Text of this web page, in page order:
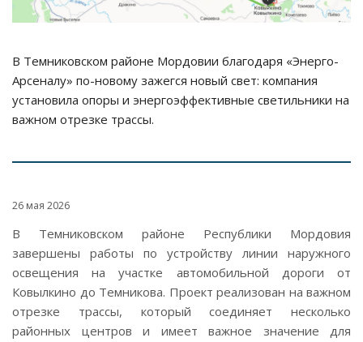
В Темниковском районе Мордовии благодаря «Энерго-
Арсеналу» по-новому зажегся новый свет: компания
установила опоры и энергоэффективные светильники на
важном отрезке трассы.
26 мая 2026
В Темниковском районе Республики Мордовия
завершены работы по устройству линии наружного
освещения на участке автомобильной дороги от
Ковылкино до Темникова. Проект реализован на важном
отрезке трассы, который соединяет несколько
районных центров и имеет важное значение для